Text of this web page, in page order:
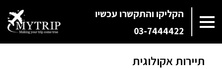
הקליקו והתקשרו עכשיו
03-7444422
תיירות אקולוגית